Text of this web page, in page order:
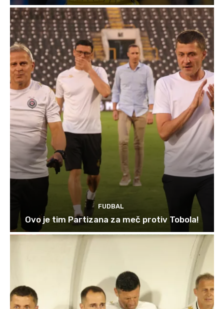
FUDBAL
Ovo je tim Partizana za meč protiv Tobola!